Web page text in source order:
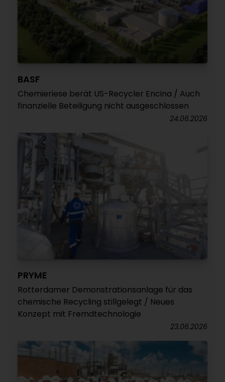
BASF
Chemieriese berät US-Recycler Encina / Auch
finanzielle Beteiligung nicht ausgeschlossen
24.06.2026
PRYME
Rotterdamer Demonstrationsanlage für das
chemische Recycling stillgelegt / Neues
Konzept mit Fremdtechnologie
23.06.2026